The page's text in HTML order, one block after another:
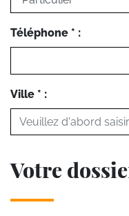
Téléphone * :
Ville * :
Votre